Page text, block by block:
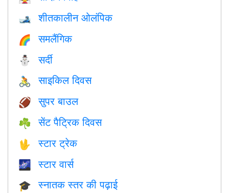
🎿 शीतकालीन ओलंपिक
🌈 समलैंगिक
⛄ सर्दी
🚴 साइकिल दिवस
🏈 सुपर बाउल
☘️ सेंट पैट्रिक दिवस
🖖 स्टार ट्रेक
🌌 स्टार वार्स
🎓 स्नातक स्तर की पढ़ाई